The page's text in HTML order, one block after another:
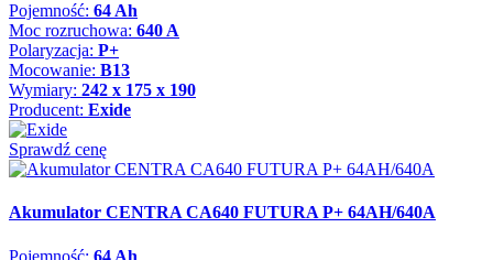
Pojemność: 64 Ah
Moc rozruchowa: 640 A
Polaryzacja: P+
Mocowanie: B13
Wymiary: 242 x 175 x 190
Producent: Exide
Sprawdź cenę
Akumulator CENTRA CA640 FUTURA P+ 64AH/640A
Pojemność: 64 Ah